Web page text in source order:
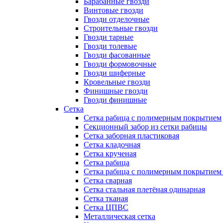
Винтовые гвозди
Гвозди отделочные
Строительные гвозди
Гвозди тарные
Гвозди толевые
Гвозди фасованные
Гвозди формовочные
Гвозди шиферные
Кровельные гвозди
Финишные гвозди
Гвозди финишные
Сетка
Сетка рабица с полимерным покрытием
Секционный забор из сетки рабицы
Сетка заборная пластиковая
Сетка кладочная
Сетка крученая
Сетка рабица
Сетка рабица с полимерным покрытием
Сетка сварная
Сетка стальная плетёная одинарная
Сетка тканая
Сетка ЦПВС
Металлическая сетка